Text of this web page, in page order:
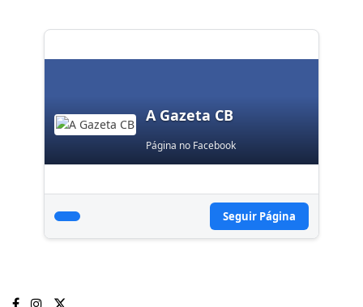
A Gazeta CB
Página no Facebook
Seguir Página